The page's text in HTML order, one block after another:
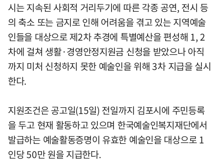
시는 지속된 사회적 거리두기에 따른 각종 공연, 전시 등
의 축소 또는 금지로 인해 어려움을 겪고 있는 지역예술
인들을 대상으로 제2차 추경에 특별예산을 편성해 1, 2
차에 걸쳐 생활·경영안정지원금 신청을 받았으나 아직
까지 미처 신청하지 못한 예술인을 위해 3차 지급을 실시
한다.
지원조건은 공고일(15일) 전일까지 김포시에 주민등록
을 두고 현재 활동하고 있으며 한국예술인복지재단에서
발급하는 예술활동증명이 유효한 예술인을 대상으로 1
인당 50만 원을 지급한다.